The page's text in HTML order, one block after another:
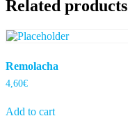
Related products
Remolacha
4,60€
Add to cart